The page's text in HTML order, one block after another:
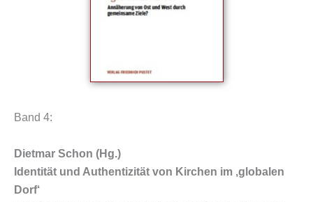
Band 4:
Dietmar Schon (Hg.)
Identität und Authentizität von Kirchen im ‚globalen
Dorf‘